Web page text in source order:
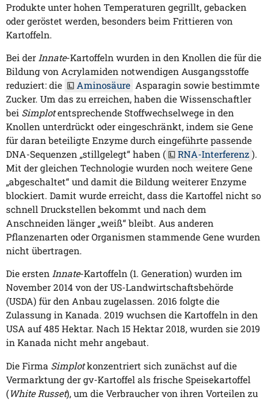
Produkte unter hohen Temperaturen gegrillt, gebacken
oder geröstet werden, besonders beim Frittieren von
Kartoffeln.
Bei der Innate-Kartoffeln wurden in den Knollen die für die
Bildung von Acrylamiden notwendigen Ausgangsstoffe
reduziert: die
Aminosäure Asparagin sowie bestimmte
Zucker. Um das zu erreichen, haben die Wissenschaftler
bei Simplotentsprechende Stoffwechselwege in den
Knollen unterdrückt oder eingeschränkt, indem sie Gene
für daran beteiligte Enzyme durch eingeführte passende
DNA-Sequenzen „stillgelegt“ haben (
RNA-Interferenz ).
Mit der gleichen Technologie wurden noch weitere Gene
„abgeschaltet“ und damit die Bildung weiterer Enzyme
blockiert. Damit wurde erreicht, dass die Kartoffel nicht so
schnell Druckstellen bekommt und nach dem
Anschneiden länger „weiß“ bleibt. Aus anderen
Pflanzenarten oder Organismen stammende Gene wurden
nicht übertragen.
Die ersten Innate-Kartoffeln (1. Generation) wurden im
November 2014 von der US-Landwirtschaftsbehörde
(USDA) für den Anbau zugelassen. 2016 folgte die
Zulassung in Kanada. 2019 wuchsen die Kartoffeln in den
USA auf 485 Hektar. Nach 15 Hektar 2018, wurden sie 2019
in Kanada nicht mehr angebaut.
Die Firma Simplotkonzentriert sich zunächst auf die
Vermarktung der gv-Kartoffel als frische Speisekartoffel
(White Russet), um die Verbraucher von ihren Vorteilen zu